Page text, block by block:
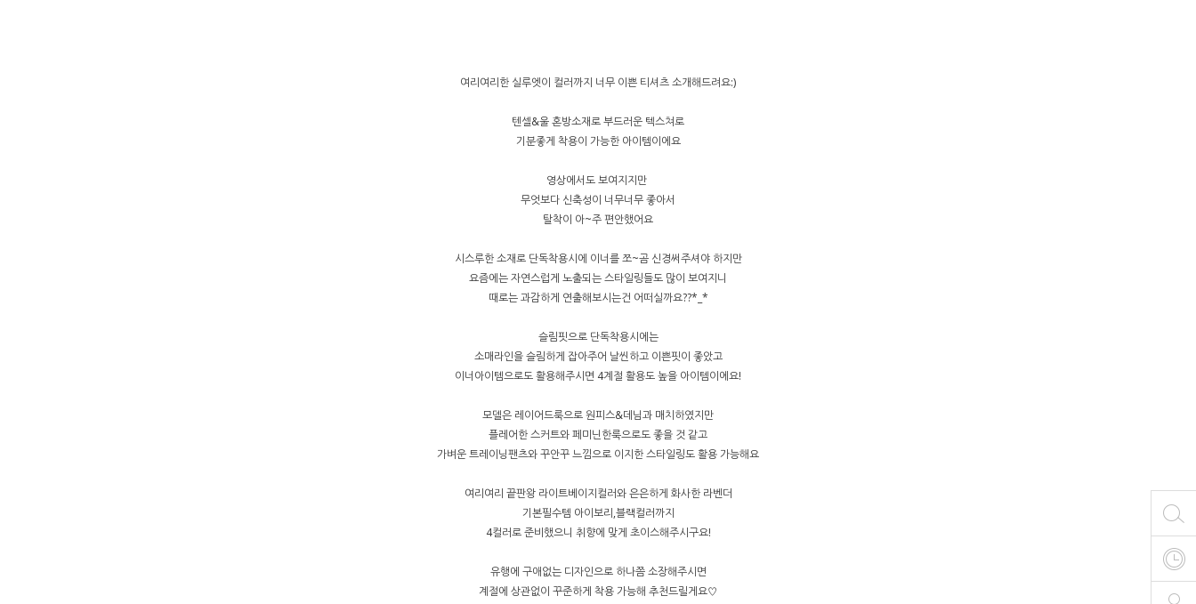
여리여리한 실루엣이 컬러까지 너무 이쁜 티셔츠 소개해드려요:)
텐셀&울 혼방소재로 부드러운 텍스쳐로
기분좋게 착용이 가능한 아이템이에요
영상에서도 보여지지만
무엇보다 신축성이 너무너무 좋아서
탈착이 아~주 편안했어요
시스루한 소재로 단독착용시에 이너를 쪼~곰 신경써주셔야 하지만
요즘에는 자연스럽게 노출되는 스타일링들도 많이 보여지니
때로는 과감하게 연출해보시는건 어떠실까요??*_*
슬림핏으로 단독착용시에는
소매라인을 슬림하게 잡아주어 날씬하고 이쁜핏이 좋았고
이너아이템으로도 활용해주시면 4계절 활용도 높을 아이템이에요!
모델은 레이어드룩으로 원피스&데님과 매치하였지만
플레어한 스커트와 페미닌한룩으로도 좋을 것 같고
가벼운 트레이닝팬츠와 꾸안꾸 느낌으로 이지한 스타일링도 활용 가능해요
여리여리 끝판왕 라이트베이지컬러와 은은하게 화사한 라벤더
기본필수템 아이보리,블랙컬러까지
4컬러로 준비했으니 취향에 맞게 초이스해주시구요!
유행에 구애없는 디자인으로 하나쯤 소장해주시면
계절에 상관없이 꾸준하게 착용 가능해 추천드릴게요♡